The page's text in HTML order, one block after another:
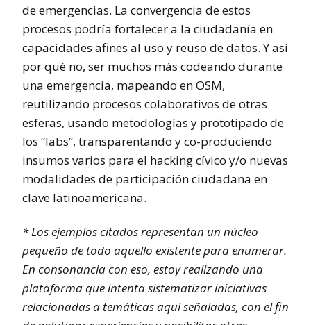
de emergencias. La convergencia de estos
procesos podría fortalecer a la ciudadanía en
capacidades afines al uso y reuso de datos. Y así
por qué no, ser muchos más codeando durante
una emergencia, mapeando en OSM,
reutilizando procesos colaborativos de otras
esferas, usando metodologías y prototipado de
los “labs”, transparentando y co-produciendo
insumos varios para el hacking cívico y/o nuevas
modalidades de participación ciudadana en
clave latinoamericana.
* Los ejemplos citados representan un núcleo
pequeño de todo aquello existente para enumerar.
En consonancia con eso, estoy realizando una
plataforma que intenta sistematizar iniciativas
relacionadas a temáticas aquí señaladas, con el fin